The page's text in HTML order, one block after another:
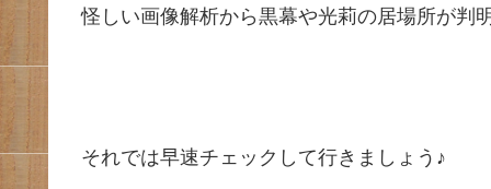
怪しい画像解析から黒幕や光莉の居場所が判
それでは早速チェックして行きましょう♪